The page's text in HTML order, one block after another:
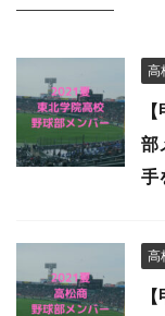
高
部
手
高